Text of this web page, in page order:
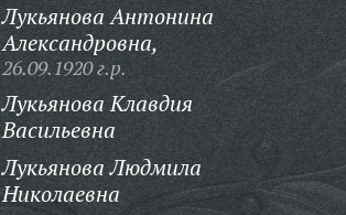
Лукьянова Антонина
Александровна,
26.09.1920 г.р.
Лукьянова Клавдия
Васильевна
Лукьянова Людмила
Николаевна